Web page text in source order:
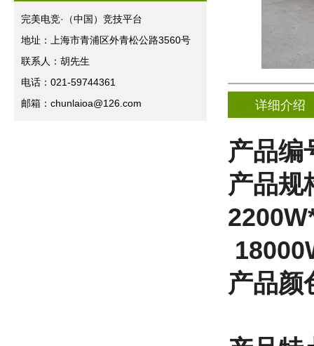
完美电竞·（中国）竞技平台
地址：上海市青浦区外青松公路3560号
联系人：胡先生
电话：021-59744361
邮箱：chunlaioa@126.com
详细介绍
产品
产品
产品颜